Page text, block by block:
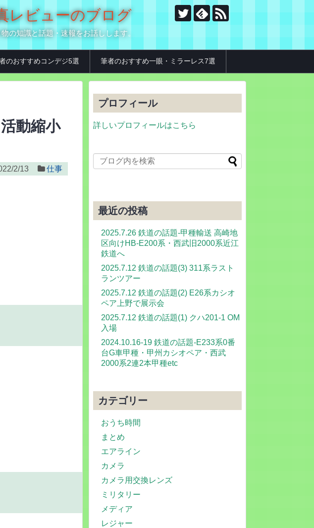
レビューのブログ
の知識と話題・速報をお話しします。
のおすすめコンデジ5選 筆者のおすすめ一眼・ミラーレス7選
動縮小
2/13 仕事
プロフィール
詳しいプロフィールはこちら
最近の投稿
2025.7.26 鉄道の話題-甲種輸送 高崎地
区向けHB-E200系・西武旧2000系近江
鉄道へ
2025.7.12 鉄道の話題(3) 311系ラスト
ランツアー
2025.7.12 鉄道の話題(2) E26系カシオ
ペア上野で展示会
2025.7.12 鉄道の話題(1) クハ201-1 OM
入場
2024.10.16-19 鉄道の話題-E233系0番
台G車甲種・甲州カシオペア・西武
2000系2連2本甲種etc
カテゴリー
おうち時間
まとめ
エアライン
カメラ
カメラ用交換レンズ
ミリタリー
メディア
レジャー